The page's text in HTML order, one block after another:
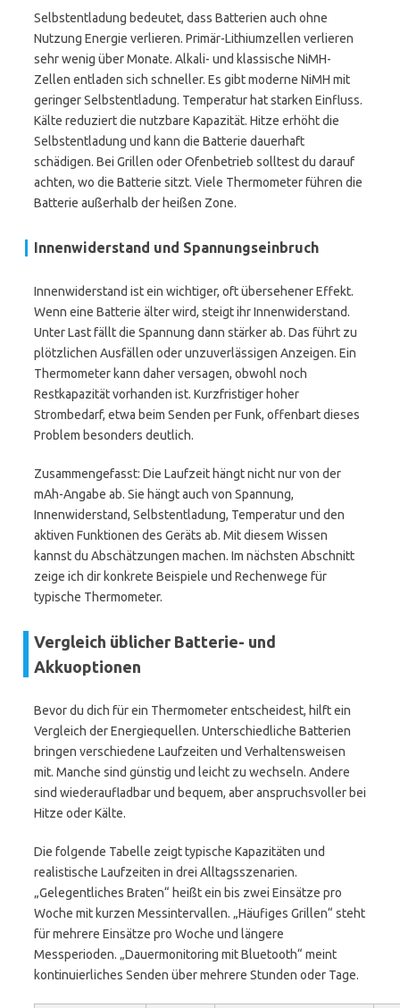
Selbstentladung bedeutet, dass Batterien auch ohne
Nutzung Energie verlieren. Primär-Lithiumzellen verlieren
sehr wenig über Monate. Alkali- und klassische NiMH-
Zellen entladen sich schneller. Es gibt moderne NiMH mit
geringer Selbstentladung. Temperatur hat starken Einfluss.
Kälte reduziert die nutzbare Kapazität. Hitze erhöht die
Selbstentladung und kann die Batterie dauerhaft
schädigen. Bei Grillen oder Ofenbetrieb solltest du darauf
achten, wo die Batterie sitzt. Viele Thermometer führen die
Batterie außerhalb der heißen Zone.
Innenwiderstand und Spannungseinbruch
Innenwiderstand ist ein wichtiger, oft übersehener Effekt.
Wenn eine Batterie älter wird, steigt ihr Innenwiderstand.
Unter Last fällt die Spannung dann stärker ab. Das führt zu
plötzlichen Ausfällen oder unzuverlässigen Anzeigen. Ein
Thermometer kann daher versagen, obwohl noch
Restkapazität vorhanden ist. Kurzfristiger hoher
Strombedarf, etwa beim Senden per Funk, offenbart dieses
Problem besonders deutlich.
Zusammengefasst: Die Laufzeit hängt nicht nur von der
mAh-Angabe ab. Sie hängt auch von Spannung,
Innenwiderstand, Selbstentladung, Temperatur und den
aktiven Funktionen des Geräts ab. Mit diesem Wissen
kannst du Abschätzungen machen. Im nächsten Abschnitt
zeige ich dir konkrete Beispiele und Rechenwege für
typische Thermometer.
Vergleich üblicher Batterie- und
Akkuoptionen
Bevor du dich für ein Thermometer entscheidest, hilft ein
Vergleich der Energiequellen. Unterschiedliche Batterien
bringen verschiedene Laufzeiten und Verhaltensweisen
mit. Manche sind günstig und leicht zu wechseln. Andere
sind wiederaufladbar und bequem, aber anspruchsvoller bei
Hitze oder Kälte.
Die folgende Tabelle zeigt typische Kapazitäten und
realistische Laufzeiten in drei Alltagsszenarien.
„Gelegentliches Braten“ heißt ein bis zwei Einsätze pro
Woche mit kurzen Messintervallen. „Häufiges Grillen“ steht
für mehrere Einsätze pro Woche und längere
Messperioden. „Dauermonitoring mit Bluetooth“ meint
kontinuierliches Senden über mehrere Stunden oder Tage.